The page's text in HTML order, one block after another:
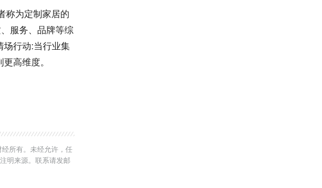
称为定制家居的
服务、品牌等综
场行动:当行业集
高维度。
所有。未经允许，任
明来源。联系请发邮